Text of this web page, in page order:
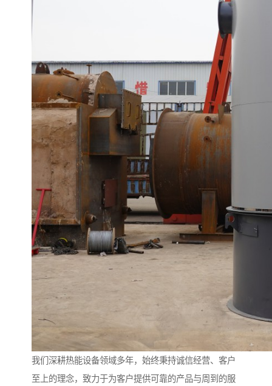
我们深耕热能设备领域多年，始终秉持诚信经营、客户
至上的理念，致力于为客户提供可靠的产品与周到的服